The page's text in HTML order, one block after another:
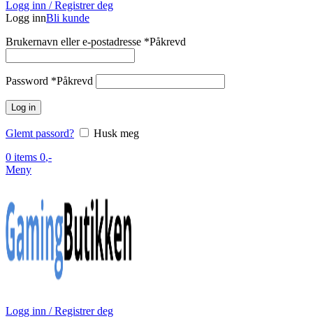
Logg inn / Registrer deg
Logg innBli kunde
Brukernavn eller e-postadresse *Påkrevd
Password *Påkrevd
Log in
Glemt passord?
Husk meg
0 items 0,-
Meny
Logg inn / Registrer deg